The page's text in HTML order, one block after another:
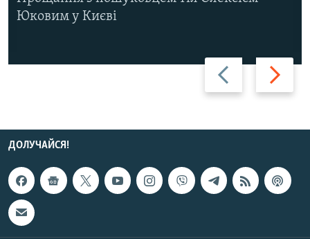
Назад Вперед
Юковим у Києві
ДОЛУЧАЙСЯ!